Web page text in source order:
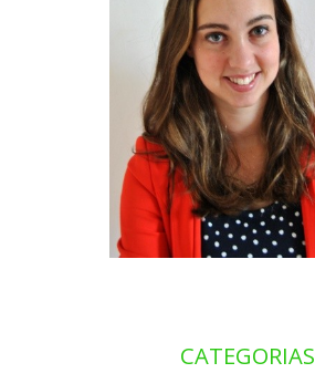
CATEGORIAS